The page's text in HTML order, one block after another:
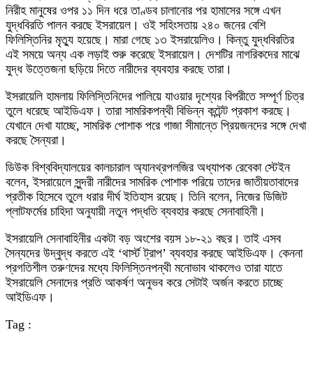
নিরীহ মানুষের ওপর ১১ দিন ধরে তাণ্ডব চালানোর পর হামাসের সঙ্গে এখন
যুদ্ধবিরতি পালন করছে ইসরায়েল। ওই সহিংসতায় ২৪০ জনের বেশি
ফিলিস্তিনির মৃত্যু হয়েছে। মারা গেছে ১৩ ইসরায়েলিও। কিন্তু যুদ্ধবিরতির
এই সময়ে অন্য এক লড়াই শুরু করেছে ইসরায়েল। দেশটির নাগরিকদের মাঝে
যুদ্ধ উত্তেজনা ছড়িয়ে দিতে নারীদের ব্যবহার করছে তারা।
ইসরায়েলি হামলায় ফিলিস্তিনিদের পালিয়ে যাওয়ার দৃশ্যের বিপরীতে সম্পূর্ণ চিত্র
তুলে ধরেছে আইডিএফ। তারা সামরিকপন্থী বিভিন্ন কন্টেন্ট প্রকাশ করছে।
যেখানে দেখা যাচ্ছে, সামরিক পোশাক পরে গাজা সীমান্তে প্রিয়জনদের সঙ্গে দেখা
করছে সৈন্যরা।
ডিউক বিশ্ববিদ্যালয়ের কালচারাল অ্যানথ্রপলজির অধ্যাপক রেবেকা স্টেইন
বলেন, ইসরায়েলে সুন্দরী নারীদের সামরিক পোশাক পরিয়ে তাদের জাতীয়তাবাদের
প্রতীক হিসেবে তুলে ধরার দীর্ঘ ইতিহাস রয়েছ। তিনি বলেন, নিজের ডিজিট
প্লাটফর্মের চাহিদা অনুযায়ী নতুন পদ্ধতি ব্যবহার করছে সেনাবাহিনী।
ইসরায়েলি সেনাবাহিনীর একটা বড় অংশের বয়স ১৮-২১ বছর। তাই এসব
সৈন্যদের উদ্বুদ্ধ করতে এই ‘থার্স্ট ট্রাপ’ ব্যবহার করছে আইডিএফ। কেননা
প্রগতিশীল তরুণদের মধ্যে ফিলিস্তিনপন্থী মনোভাব থাকলেও তারা যাতে
ইসরায়েলি সেনাদের প্রতি আকর্ষণ অনুভব করে সেটাই অর্জন করতে চাচ্ছে
আইডিএফ।
Tag :